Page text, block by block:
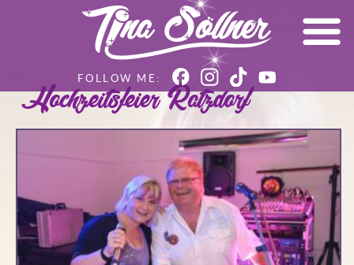
Hochzeitsfeier Ratzdorf